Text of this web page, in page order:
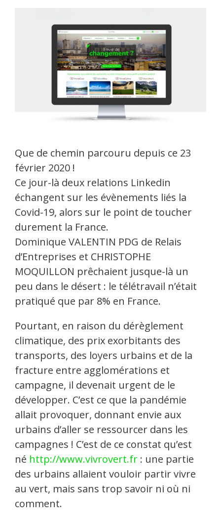
Que de chemin parcouru depuis ce 23
février 2020 !
Ce jour-là deux relations Linkedin
échangent sur les évènements liés la
Covid-19, alors sur le point de toucher
durement la France.
Dominique VALENTIN PDG de Relais
d’Entreprises et CHRISTOPHE
MOQUILLON prêchaient jusque-là un
peu dans le désert : le télétravail n’était
pratiqué que par 8% en France.
Pourtant, en raison du dérèglement
climatique, des prix exorbitants des
transports, des loyers urbains et de la
fracture entre agglomérations et
campagne, il devenait urgent de le
développer. C’est ce que la pandémie
allait provoquer, donnant envie aux
urbains d’aller se ressourcer dans les
campagnes ! C’est de ce constat qu’est
né http://www.vivrovert.fr: une partie
des urbains allaient vouloir partir vivre
au vert, mais sans trop savoir ni où ni
comment.